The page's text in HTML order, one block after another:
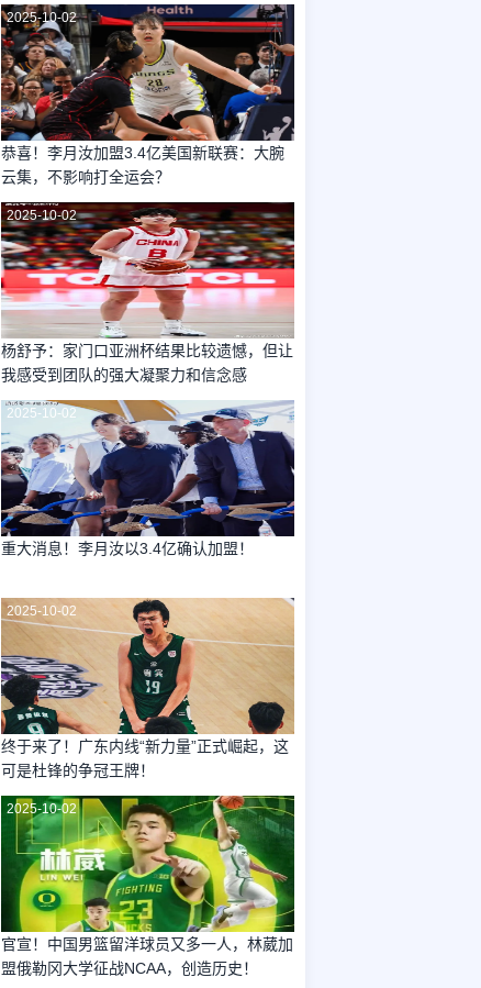
2025-10-02
恭喜！李月汝加盟3.4亿美国新联赛：大腕
云集，不影响打全运会？
2025-10-02
杨舒予：家门口亚洲杯结果比较遗憾，但让
我感受到团队的强大凝聚力和信念感
2025-10-02
重大消息！李月汝以3.4亿确认加盟！
2025-10-02
终于来了！广东内线“新力量”正式崛起，这
可是杜锋的争冠王牌！
2025-10-02
官宣！中国男篮留洋球员又多一人，林葳加
盟俄勒冈大学征战NCAA，创造历史！